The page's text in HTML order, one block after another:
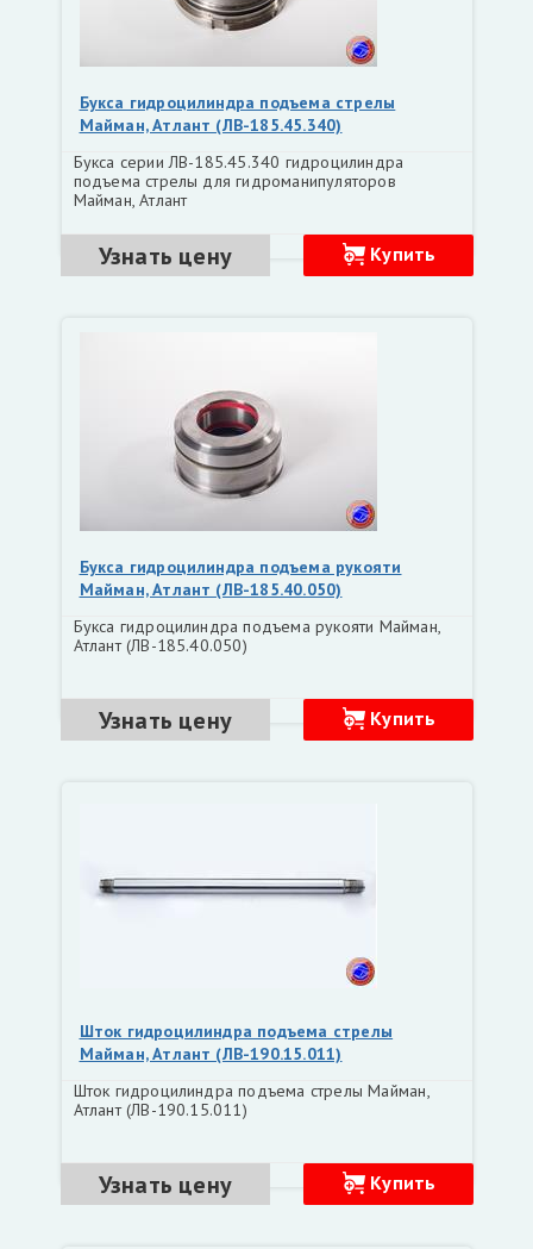
Букса гидроцилиндра подъема стрелы
Майман, Атлант (ЛВ-185.45.340)
Букса серии ЛВ-185.45.340 гидроцилиндра
подъема стрелы для гидроманипуляторов
Майман, Атлант
Узнать цену Купить
Букса гидроцилиндра подъема рукояти
Майман, Атлант (ЛВ-185.40.050)
Букса гидроцилиндра подъема рукояти Майман,
Атлант (ЛВ-185.40.050)
Узнать цену Купить
Шток гидроцилиндра подъема стрелы
Майман, Атлант (ЛВ-190.15.011)
Шток гидроцилиндра подъема стрелы Майман,
Атлант (ЛВ-190.15.011)
Узнать цену Купить